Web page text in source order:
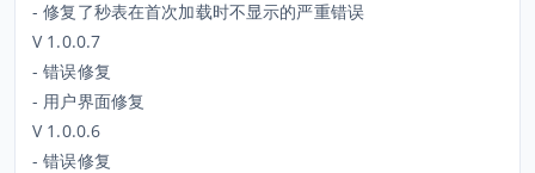
- 修复了秒表在首次加载时不显示的严重错误
V 1.0.0.7
- 错误修复
- 用户界面修复
V 1.0.0.6
- 错误修复